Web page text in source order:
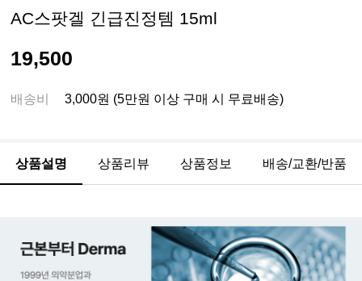
AC스팟겔 긴급진정템 15ml
19,500
배송비 3,000원 (5만원 이상 구매 시 무료배송)
상품설명 상품리뷰 상품정보 배송/교환/반품